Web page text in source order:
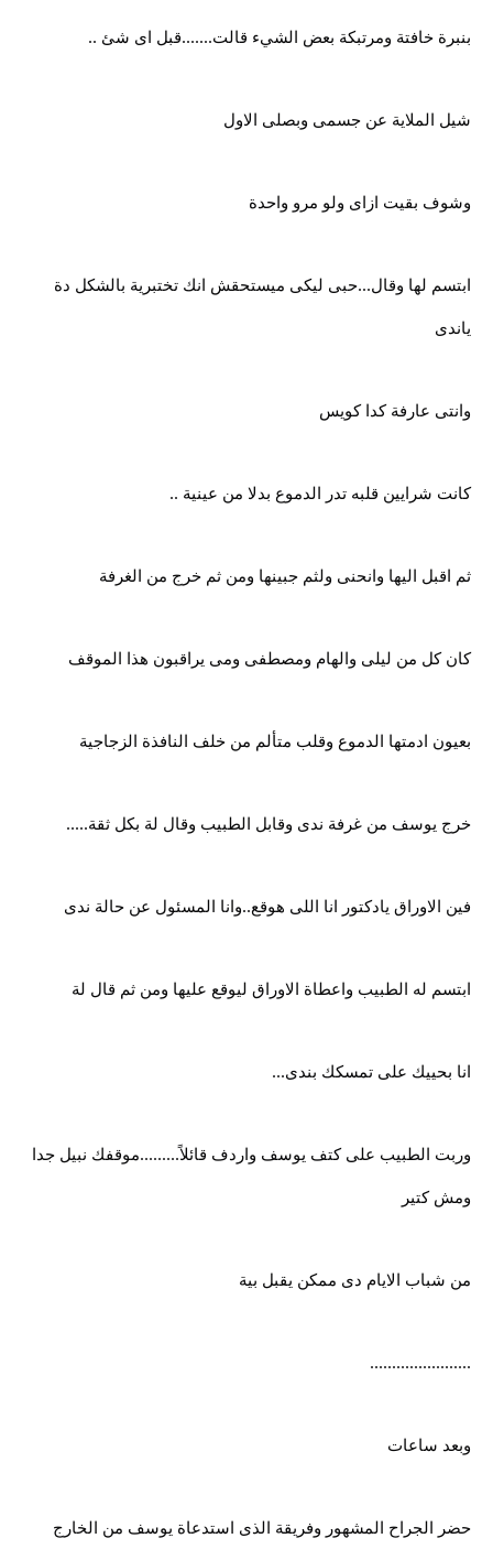
بنبرة خافتة ومرتبكة بعض الشيء قالت.......قبل اى شئ ..
شيل الملاية عن جسمى وبصلى الاول
وشوف بقيت ازاى ولو مرو واحدة
ابتسم لها وقال...حبى ليكى ميستحقش انك تختبرية بالشكل دة
ياندى
وانتى عارفة كدا كويس
كانت شرايين قلبه تدر الدموع بدلا من عينية ..
ثم اقبل اليها وانحنى ولثم جبينها ومن ثم خرج من الغرفة
كان كل من ليلى والهام ومصطفى ومى يراقبون هذا الموقف
بعيون ادمتها الدموع وقلب متألم من خلف النافذة الزجاجية
خرج يوسف من غرفة ندى وقابل الطبيب وقال لة بكل ثقة.....
فين الاوراق يادكتور انا اللى هوقع..وانا المسئول عن حالة ندى
ابتسم له الطبيب واعطاة الاوراق ليوقع عليها ومن ثم قال لة
انا بحييك على تمسكك بندى...
وربت الطبيب على كتف يوسف واردف قائلاً.........موقفك نبيل جدا
ومش كتير
من شباب الايام دى ممكن يقبل بية
.......................
وبعد ساعات
حضر الجراح المشهور وفريقة الذى استدعاة يوسف من الخارج